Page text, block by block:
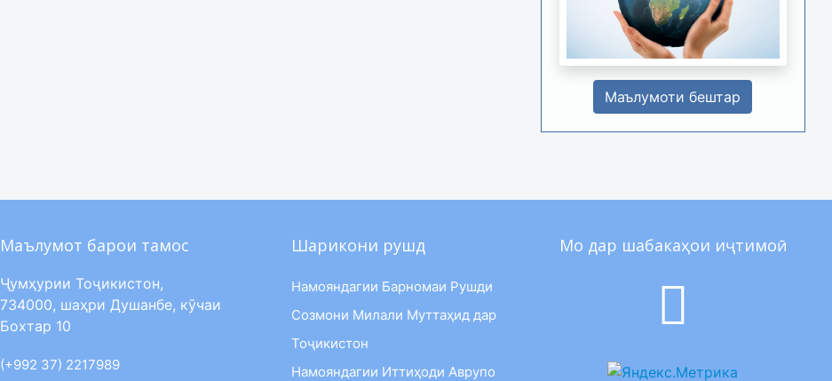
Маълумоти бештар
Маълумот барои тамос
Ҷумҳурии Тоҷикистон,
734000, шаҳри Душанбе, кӯчаи
Бохтар 10
(+992 37) 2217989
Шарикони рушд
Намояндагии Барномаи Рушди
Созмони Милали Муттаҳид дар
Тоҷикистон
Намояндагии Иттиҳоди Аврупо
Мо дар шабакаҳои иҷтимоӣ